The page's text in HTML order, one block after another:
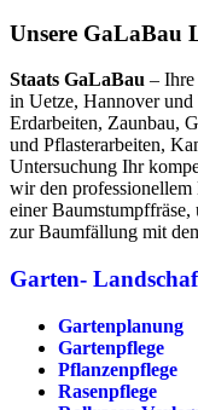
Unsere GaLaBau
Staats GaLaBau – Ihre
in Uetze, Hannover
Erdarbeiten, Zaunbau,
und Pflasterarbeiten,
Untersuchung Ihr
wir den
einer
zur Baumfällung mit
Garten-
Gartenplanung
Gartenpflege
Pflanzenpflege
Rasenpflege